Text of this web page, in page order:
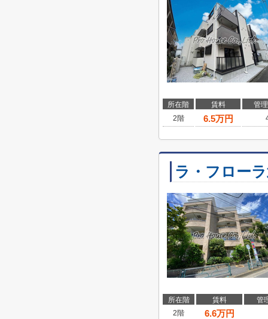
所在階 賃料
管
2階
6.5万円
ラ・フロー
所在階 賃料
管
2階
6.6万円